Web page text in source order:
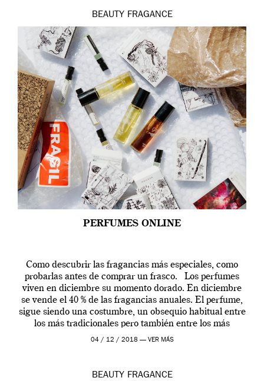
BEAUTY FRAGANCE
PERFUMES ONLINE
Como descubrir las fragancias más especiales, como
probarlas antes de comprar un frasco. Los perfumes
viven en diciembre su momento dorado. En diciembre
se vende el 40 % de las fragancias anuales. El perfume,
sigue siendo una costumbre, un obsequio habitual entre
los más tradicionales pero también entre los más
modernos. Estos días ha […]
04 / 12 / 2018 — VER MÁS
BEAUTY FRAGANCE